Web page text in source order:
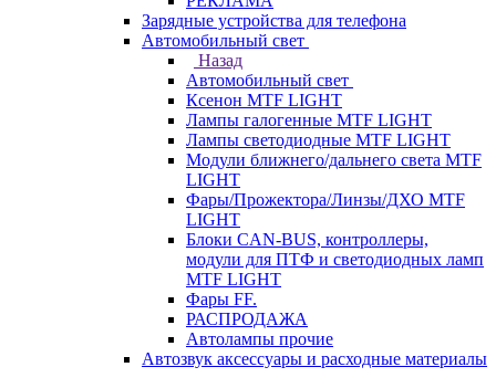
Зарядные устройства для телефона
Автомобильный свет
Назад
Автомобильный свет
Ксенон MTF LIGHT
Лампы галогенные MTF LIGHT
Лампы светодиодные MTF LIGHT
Модули ближнего/дальнего света MTF
LIGHT
Фары/Прожектора/Линзы/ДХО MTF
LIGHT
Блоки CAN-BUS, контроллеры,
модули для ПТФ и светодиодных ламп
MTF LIGHT
Фары FF.
РАСПРОДАЖА
Автолампы прочие
Автозвук аксессуары и расходные материалы